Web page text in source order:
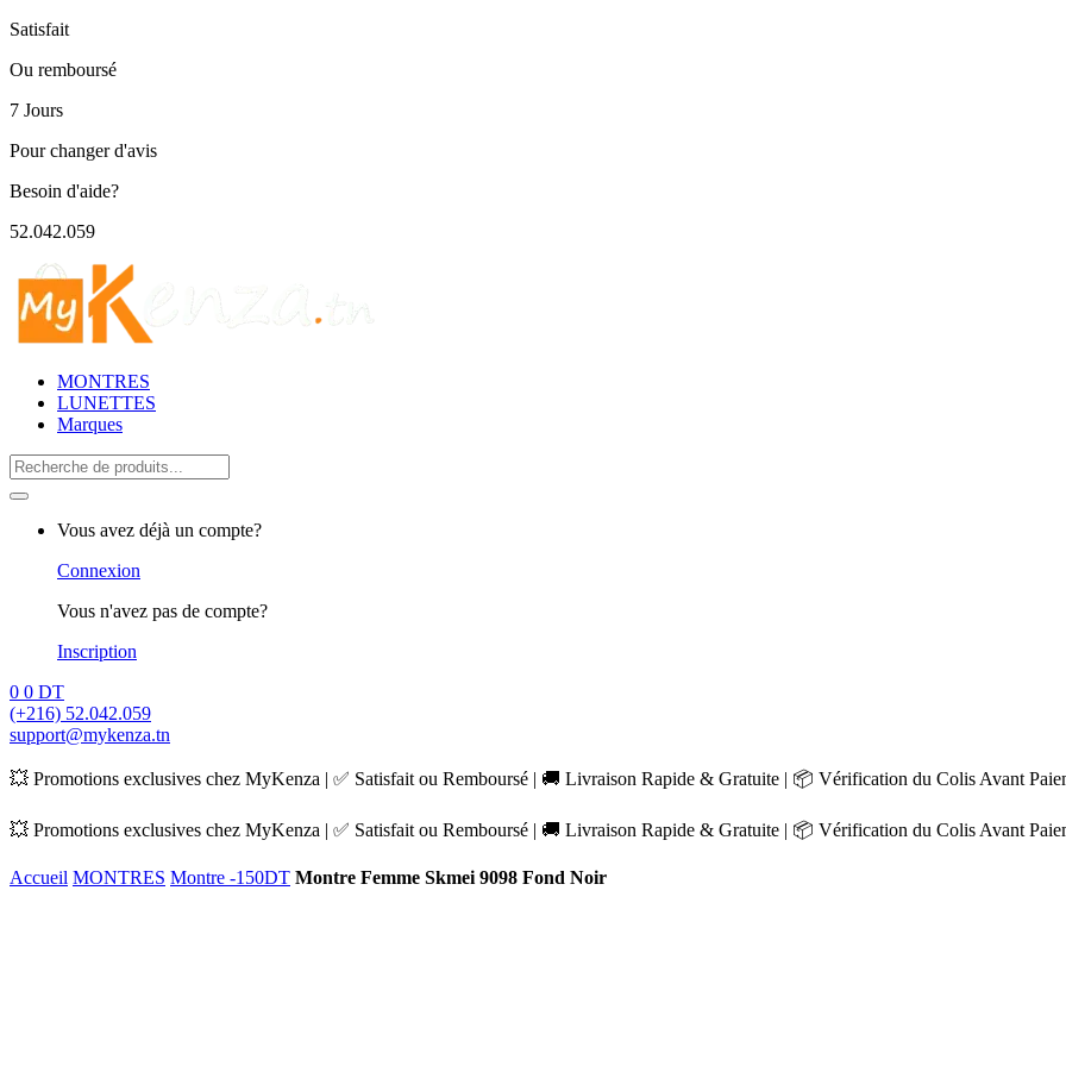
Satisfait
Ou remboursé
7 Jours
Pour changer d'avis
Besoin d'aide?
52.042.059
MONTRES
LUNETTES
Marques
Search
for:
Vous avez déjà un compte?
Connexion
Vous n'avez pas de compte?
Inscription
0 0 DT
(+216) 52.042.059
support@mykenza.tn
💥 Promotions exclusives chez MyKenza | ✅ Satisfait ou Remboursé | 🚚 Livraison Rapide & Gratuite | 📦 Vérification du Colis Avant
💥 Promotions exclusives chez MyKenza | ✅ Satisfait ou Remboursé | 🚚 Livraison Rapide & Gratuite | 📦 Vérification du Colis Avant
Accueil MONTRES Montre -150DT Montre Femme Skmei 9098 Fond Noir